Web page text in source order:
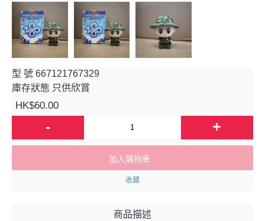
型 號 667121767329
庫存狀態 只供欣賞
HK$60.00
- +
加入購物車
收藏
商品描述